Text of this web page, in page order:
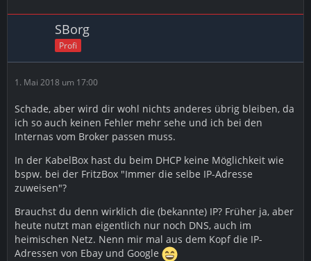
SBorg
Profi
1. Mai 2018 um 17:00
Schade, aber wird dir wohl nichts anderes übrig bleiben, da
ich so auch keinen Fehler mehr sehe und ich bei den
Internas vom Broker passen muss.
In der KabelBox hast du beim DHCP keine Möglichkeit wie
bspw. bei der FritzBox "Immer die selbe IP-Adresse
zuweisen"?
Brauchst du denn wirklich die (bekannte) IP? Früher ja, aber
heute nutzt man eigentlich nur noch DNS, auch im
heimischen Netz. Nenn mir mal aus dem Kopf die IP-
Adressen von Ebay und Google